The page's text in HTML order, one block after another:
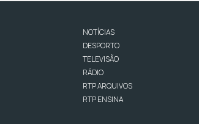
NOTÍCIAS
DESPORTO
TELEVISÃO
RÁDIO
RTP ARQUIVOS
RTP ENSINA